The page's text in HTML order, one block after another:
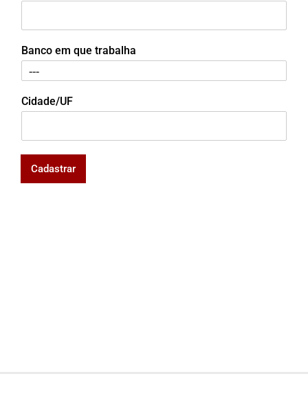
Banco em que trabalha
Cidade/UF
Cadastrar